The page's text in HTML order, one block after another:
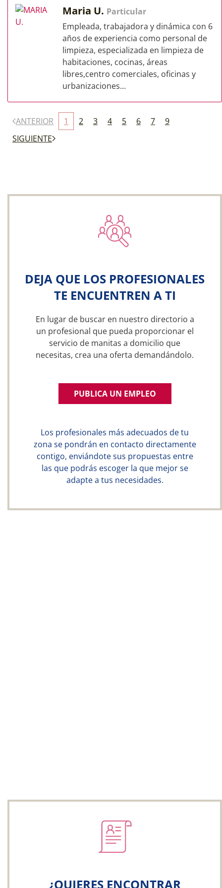
Maria U. Particular
Empleada, trabajadora y dinámica con 6
años de experiencia como personal de
limpieza, especializada en limpieza de
habitaciones, cocinas, áreas
libres,centro comerciales, oficinas y
urbanizaciones...
ANTERIOR 1 2 3 4 5 6 7
9
SIGUIENTE
DEJA QUE LOS PROFESIONALES
TE ENCUENTREN A TI
En lugar de buscar en nuestro directorio a
un profesional que pueda proporcionar el
servicio de manitas a domicilio que
necesitas, crea una oferta demandándolo.
PUBLICA UN EMPLEO
Los profesionales más adecuados de tu
zona se pondrán en contacto directamente
contigo, enviándote sus propuestas entre
las que podrás escoger la que mejor se
adapte a tus necesidades.
¿QUIERES ENCONTRAR